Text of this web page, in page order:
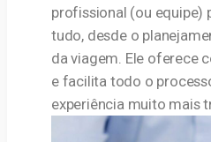
profissional (ou equipe)
tudo, desde o
da viagem. Ele oferece
e facilita todo o
experiência muito mais